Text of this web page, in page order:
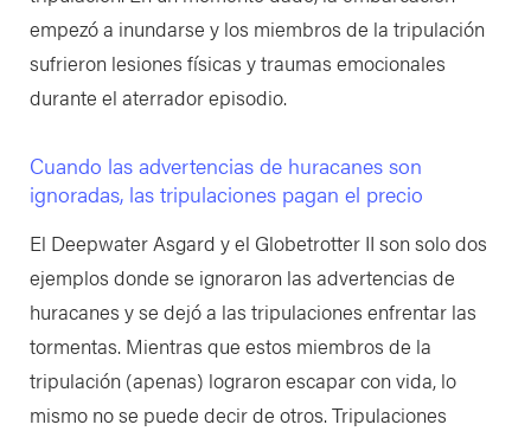
empezó a inundarse y los miembros de la tripulación
sufrieron lesiones físicas y traumas emocionales
durante el aterrador episodio.
Cuando las advertencias de huracanes son
ignoradas, las tripulaciones pagan el precio
El Deepwater Asgard y el Globetrotter II son solo dos
ejemplos donde se ignoraron las advertencias de
huracanes y se dejó a las tripulaciones enfrentar las
tormentas. Mientras que estos miembros de la
tripulación (apenas) lograron escapar con vida, lo
mismo no se puede decir de otros. Tripulaciones